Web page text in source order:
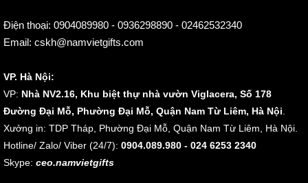
Điện thoại: 0904089980 - 0936298890 - 02462532340
Email: cskh@namvietgifts.com
VP. Hà Nội:
VP: Nhà NV2.16, Khu biệt thự nhà vườn Viglacera, Số 178
Đường Đại Mỗ, Phường Đại Mỗ, Quận Nam Từ Liêm, Hà Nội
Xưởng in: TDP Tháp, Phường Đại Mỗ, Quận Nam Từ Liêm, Hà Nội.
Hotline/ Zalo/ Viber (24/7): 0904.089.980 - 024 6253 2340
Skype: ceo.namvietgifts